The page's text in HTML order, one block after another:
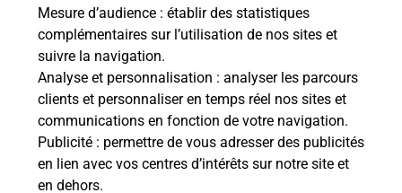
Mesure d’audience : établir des statistiques
complémentaires sur l’utilisation de nos sites et
suivre la navigation.
Analyse et personnalisation : analyser les parcours
clients et personnaliser en temps réel nos sites et
communications en fonction de votre navigation.
Publicité : permettre de vous adresser des publicités
en lien avec vos centres d’intérêts sur notre site et
en dehors.
Comment fonctionne la
téléassistance classique ?
Comment est installée la
téléassistance classique ?